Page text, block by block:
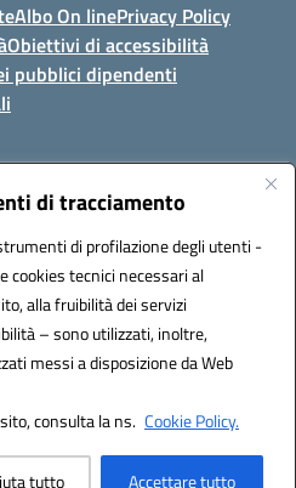
di tracciamento
di profilazione degli utenti -
cookies tecnici necessari al
alla fruibilità dei servizi
– sono utilizzati, inoltre,
messi a disposizione da Web
consulta la ns. Cookie Policy.
tutto Accettare tutto
Albo On linePrivacy Policy
Obiettivi di accessibilità
pubblici dipendenti
PAIC8AJ008@pec.istruzione.it
by 3D Solution S.r.l.
by Designers Italia